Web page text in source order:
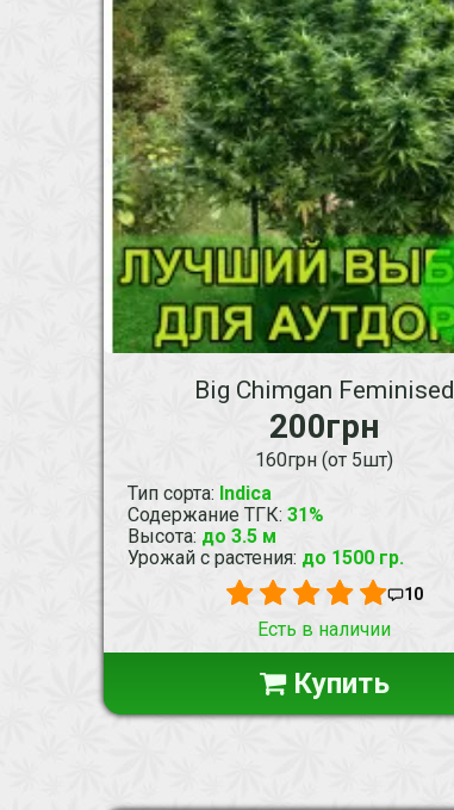
Big Chimgan Feminised
200грн
160грн (от 5шт)
Тип сорта: Indica
Содержание ТГК: 31%
Высота: до 3.5 м
Урожай с растения: до 1500 гр.
10
Есть в наличии
Купить